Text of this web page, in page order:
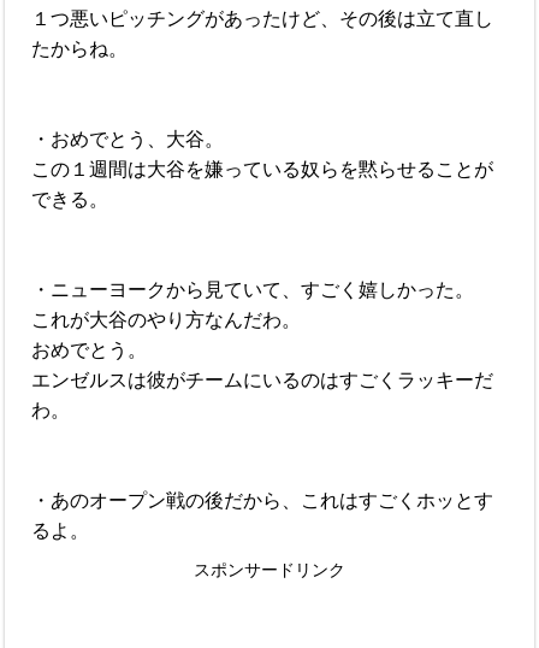
１つ悪いピッチングがあったけど、その後は立て直し
たからね。
・おめでとう、大谷。
この１週間は大谷を嫌っている奴らを黙らせることが
できる。
・ニューヨークから見ていて、すごく嬉しかった。
これが大谷のやり方なんだわ。
おめでとう。
エンゼルスは彼がチームにいるのはすごくラッキーだ
わ。
・あのオープン戦の後だから、これはすごくホッとす
るよ。
スポンサードリンク